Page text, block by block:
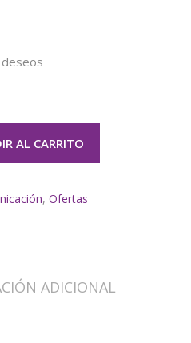
AL CARRITO
, Ofertas
ADICIONAL